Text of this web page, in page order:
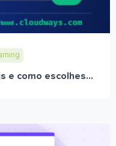
e como escolhes...